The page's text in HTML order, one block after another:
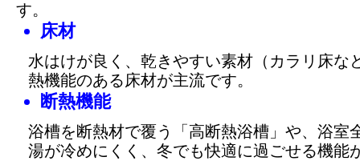
す。
床材
水はけが良く、乾きやすい素材（カラリ床な
熱機能のある床材が主流です。
断熱機能
浴槽を断熱材で覆う「高断熱浴槽」や、浴室
湯が冷めにくく、冬でも快適に過ごせる機能